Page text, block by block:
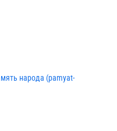
народа (pamyat-